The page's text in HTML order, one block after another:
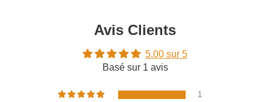
Avis Clients
5.00 sur 5
Basé sur 1 avis
1